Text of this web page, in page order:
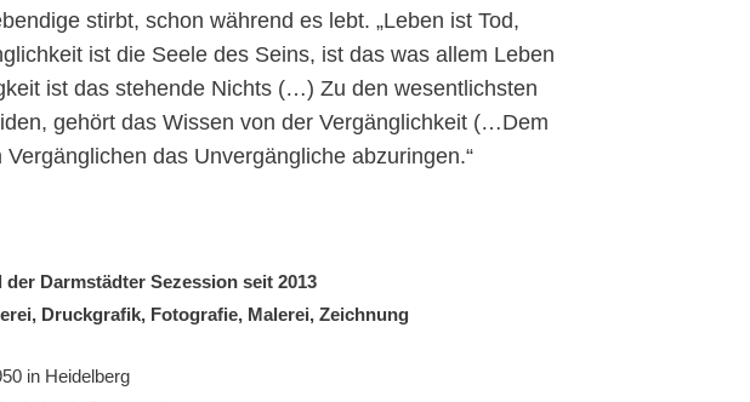
stirbt, schon während es lebt. „Leben ist Tod,
ist die Seele des Seins, ist das was allem Leben
ist das stehende Nichts (…) Zu den wesentlichsten
gehört das Wissen von der Vergänglichkeit (…Dem
das Unvergängliche abzuringen.“
der Darmstädter Sezession seit 2013
Druckgrafik, Fotografie, Malerei, Zeichnung
in Heidelberg